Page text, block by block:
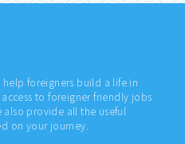
help foreigners build a life in
to foreigner friendly jobs
provide all the useful
on your journey.